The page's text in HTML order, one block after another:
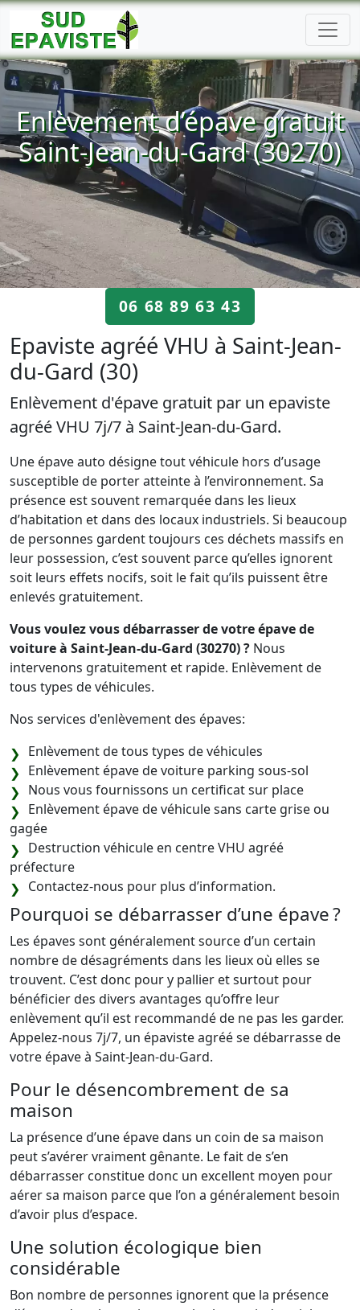
Enlèvement d’épave gratuit
Saint-Jean-du-Gard (30270)
06 68 89 63 43
Epaviste agréé VHU à Saint-Jean-
du-Gard (30)
Enlèvement d'épave gratuit par un epaviste
agréé VHU 7j/7 à Saint-Jean-du-Gard.
Une épave auto désigne tout véhicule hors d’usage
susceptible de porter atteinte à l’environnement. Sa
présence est souvent remarquée dans les lieux
d’habitation et dans des locaux industriels. Si beaucoup
de personnes gardent toujours ces déchets massifs en
leur possession, c’est souvent parce qu’elles ignorent
soit leurs effets nocifs, soit le fait qu’ils puissent être
enlevés gratuitement.
Vous voulez vous débarrasser de votre épave de
voiture à Saint-Jean-du-Gard (30270) ? Nous
intervenons gratuitement et rapide. Enlèvement de
tous types de véhicules.
Nos services d'enlèvement des épaves:
Enlèvement de tous types de véhicules
Enlèvement épave de voiture parking sous-sol
Nous vous fournissons un certificat sur place
Enlèvement épave de véhicule sans carte grise ou
gagée
Destruction véhicule en centre VHU agréé
préfecture
Contactez-nous pour plus d’information.
Pourquoi se débarrasser d’une épave ?
Les épaves sont généralement source d’un certain
nombre de désagréments dans les lieux où elles se
trouvent. C’est donc pour y pallier et surtout pour
bénéficier des divers avantages qu’offre leur
enlèvement qu’il est recommandé de ne pas les garder.
Appelez-nous 7j/7, un épaviste agréé se débarrasse de
votre épave à Saint-Jean-du-Gard.
Pour le désencombrement de sa
maison
La présence d’une épave dans un coin de sa maison
peut s’avérer vraiment gênante. Le fait de s’en
débarrasser constitue donc un excellent moyen pour
aérer sa maison parce que l’on a généralement besoin
d’avoir plus d’espace.
Une solution écologique bien
considérable
Bon nombre de personnes ignorent que la présence